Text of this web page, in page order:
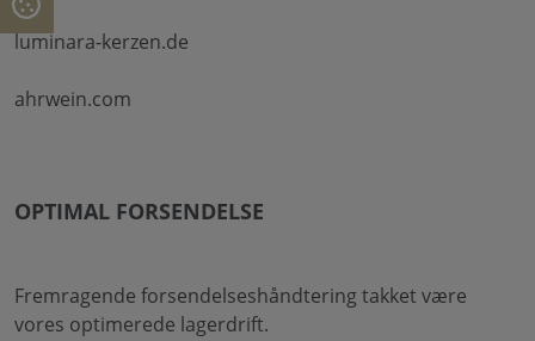
luminara-kerzen.de
ahrwein.com
OPTIMAL FORSENDELSE
Fremragende forsendelseshåndtering takket være
vores optimerede lagerdrift.